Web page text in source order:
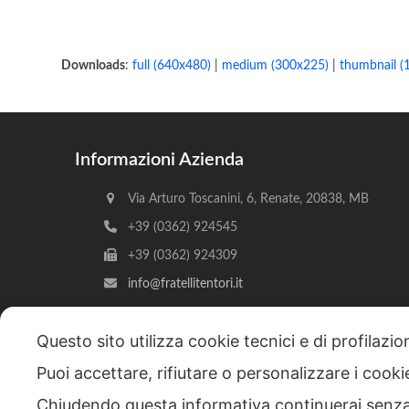
Downloads:full (640x480) medium (300x225) |thumbnail
Informazioni Azienda
Via Arturo Toscanini, 6, Renate, 20838, MB
+39 (0362) 924545
+39 (0362) 924309
info@fratellitentori.it
Copyright © 2026 F.lli Tentori di Enrico Tentori & C.
Questo sito utilizza cookie tecnici e di
Puoi accettare, rifiutare o personalizzare i
Chiudendo questa informativa continuerai